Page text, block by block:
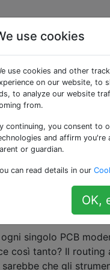
«eda»
schemi
po 'di informazioni
vengono
facilmente
così forte per
singolo PCB
così tanto? Il
che gli
use cookies
use cookies and other
on our website, to
to analyze our website
from.
continuing, you consent to
and affirm you're
or guardian.
can read details in our
OK,